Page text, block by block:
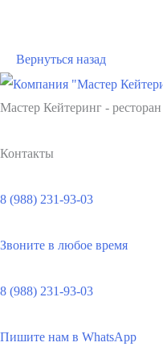
Вернуться назад
Мастер Кейтеринг -
Контакты
8 (988) 231-93-03
Звоните в любое время
8 (988) 231-93-03
Пишите нам в WhatsApp